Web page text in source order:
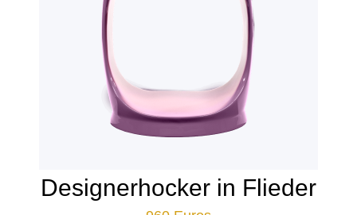
Designerhocker in Flieder